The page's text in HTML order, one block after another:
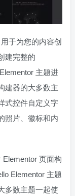
于为您的内容创
建完整的
主题进
建器的大多数主
式控件自定义字
照片、徽标和内
页面构
Elementor 主题
多数主题一起使